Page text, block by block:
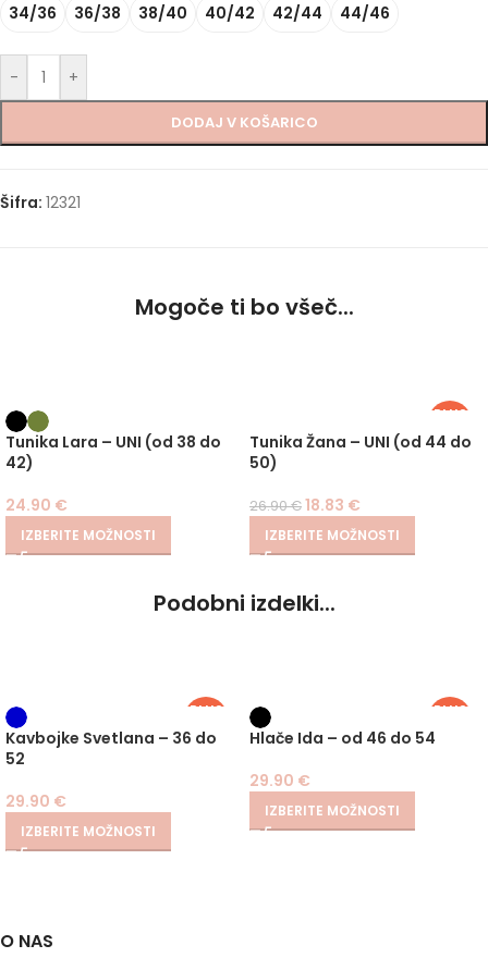
34/36 36/38 38/40 40/42 42/44 44/46
- +
DODAJ V KOŠARICO
Šifra: 12321
Mogoče ti bo všeč...
Tunika Lara – UNI (od 38 do
42)
24.90 €
IZBERITE MOŽNOSTI
PLUS
-30%
Tunika Žana – UNI (od 44 do
50)
26.90€18.83 €
IZBERITE MOŽNOSTI
Podobni izdelki...
PLUS
Kavbojke Svetlana – 36 do
52
29.90 €
IZBERITE MOŽNOSTI
PLUS
Hlače Ida – od 46 do 54
29.90 €
IZBERITE MOŽNOSTI
O NAS